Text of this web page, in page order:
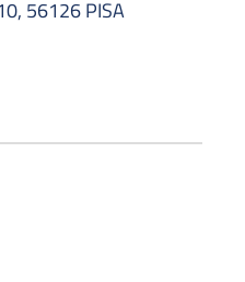
56126 PISA